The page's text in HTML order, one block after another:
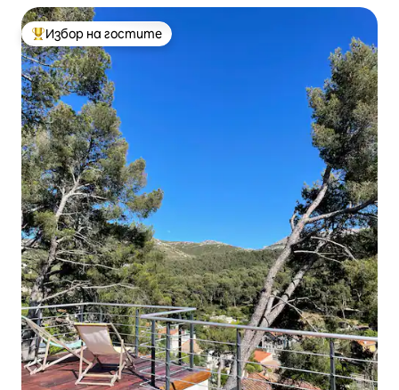
Най-популярен избор на гостите
Избор на гостите